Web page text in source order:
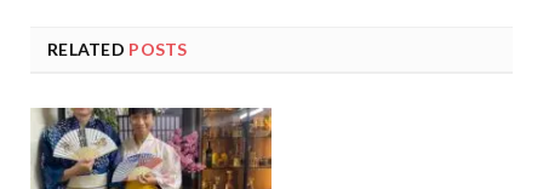
RELATED POSTS